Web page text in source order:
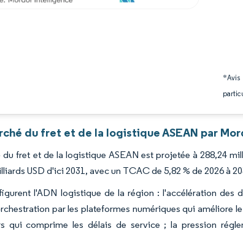
*Avis
du fret et de la logistique ASEAN par
fret et de la logistique ASEAN est projetée à 288,24
USD d'ici 2031, avec un TCAC de 5,82 % de 2026 à
l'ADN logistique de la région : l'accélération des
par les plateformes numériques qui améliore
qui comprime les délais de service ; la pression